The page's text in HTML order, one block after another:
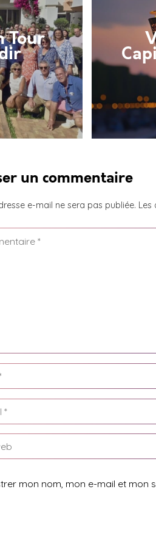
Tour
un commentaire
e-mail ne sera pas publiée. Les
mon nom, mon e-mail et